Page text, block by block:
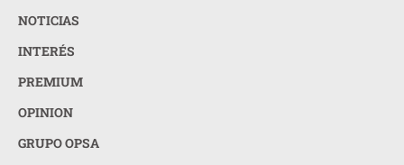
NOTICIAS
INTERÉS
PREMIUM
OPINION
GRUPO OPSA